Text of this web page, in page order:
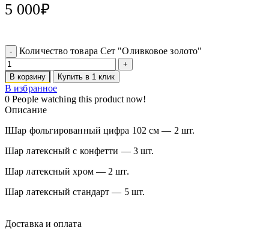
5 000₽
Количество товара Сет "Оливковое золото"
В корзину Купить в 1 клик
В избранное
0 People watching this product now!
Описание
IШар фольгированный цифра 102 см — 2 шт.
Шар латексный с конфетти — 3 шт.
Шар латексный хром — 2 шт.
Шар латексный стандарт — 5 шт.
Доставка и оплата